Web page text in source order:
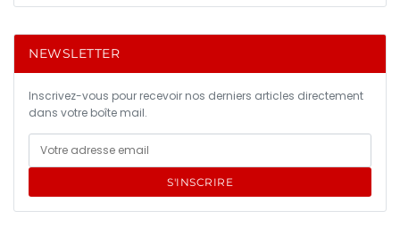
NEWSLETTER
Inscrivez-vous pour recevoir nos derniers articles directement
dans votre boîte mail.
S'INSCRIRE